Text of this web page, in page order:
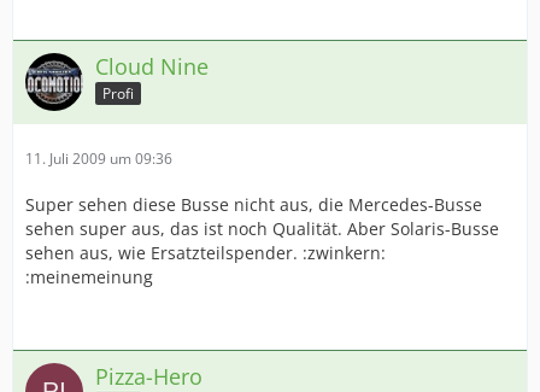
Cloud Nine
Profi
11. Juli 2009 um 09:36
Super sehen diese Busse nicht aus, die Mercedes-Busse
sehen super aus, das ist noch Qualität. Aber Solaris-Busse
sehen aus, wie Ersatzteilspender. :zwinkern:
:meinemeinung
Pizza-Hero